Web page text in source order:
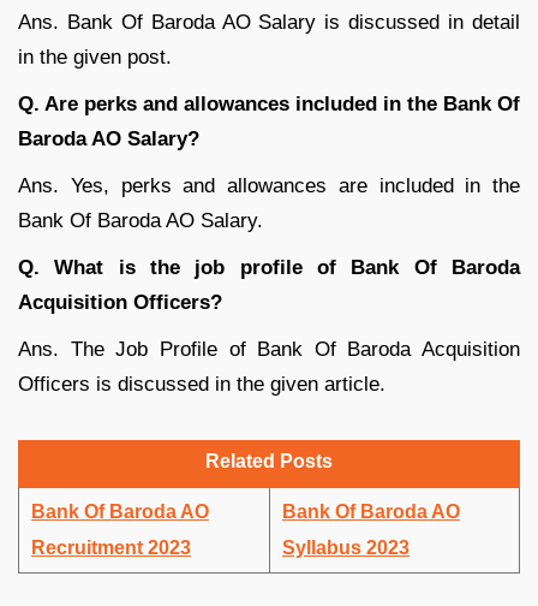
Ans. Bank Of Baroda AO Salary is discussed in detail
in the given post.
Q. Are perks and allowances included in the Bank Of
Baroda AO Salary?
Ans. Yes, perks and allowances are included in the
Bank Of Baroda AO Salary.
Q. What is the job profile of Bank Of Baroda
Acquisition Officers?
Ans. The Job Profile of Bank Of Baroda Acquisition
Officers is discussed in the given article.
Related Posts
Bank Of Baroda AO
Recruitment 2023
Bank Of Baroda AO
Syllabus 2023